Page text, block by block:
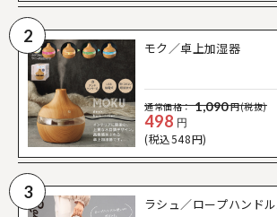
2
モク／卓上加湿器
通常価格： 1,090円(税抜)
498 円
(税込548円)
3
ラシュ／ロープハンド